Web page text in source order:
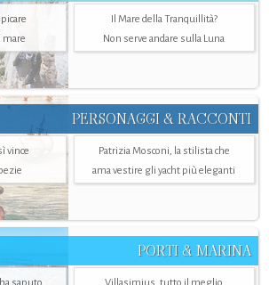
mare
Il Mare della Tranquillità?
Non serve andare sulla Luna
PERSONAGGI & RACCONTI
vince
Patrizia Mosconi, la stilista che
ama vestire gli yacht più eleganti
PORTI & MARINA
saputo Villasimius, tutto il meglio